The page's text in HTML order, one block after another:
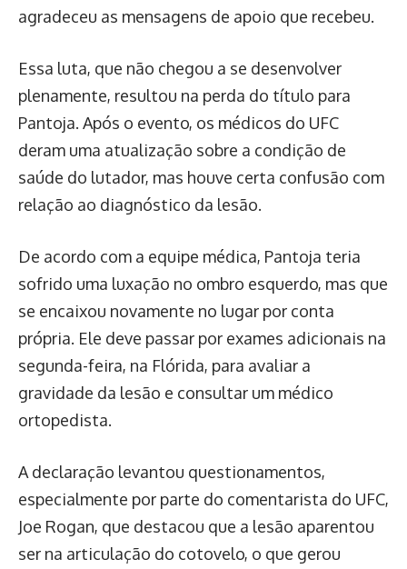
agradeceu as mensagens de apoio que recebeu.
Essa luta, que não chegou a se desenvolver
plenamente, resultou na perda do título para
Pantoja. Após o evento, os médicos do UFC
deram uma atualização sobre a condição de
saúde do lutador, mas houve certa confusão com
relação ao diagnóstico da lesão.
De acordo com a equipe médica, Pantoja teria
sofrido uma luxação no ombro esquerdo, mas que
se encaixou novamente no lugar por conta
própria. Ele deve passar por exames adicionais na
segunda-feira, na Flórida, para avaliar a
gravidade da lesão e consultar um médico
ortopedista.
A declaração levantou questionamentos,
especialmente por parte do comentarista do UFC,
Joe Rogan, que destacou que a lesão aparentou
ser na articulação do cotovelo, o que gerou